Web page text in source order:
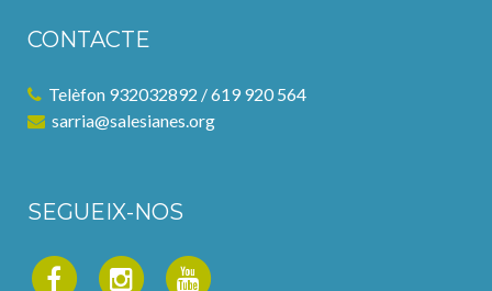
CONTACTE
Telèfon 932032892 / 619 920 564
sarria@salesianes.org
SEGUEIX-NOS